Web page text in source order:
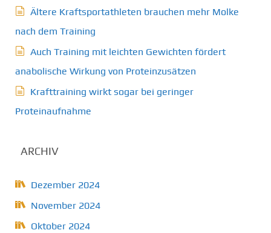
Ältere Kraftsportathleten brauchen mehr Molke
nach dem Training
Auch Training mit leichten Gewichten fördert
anabolische Wirkung von Proteinzusätzen
Krafttraining wirkt sogar bei geringer
Proteinaufnahme
ARCHIV
Dezember 2024
November 2024
Oktober 2024